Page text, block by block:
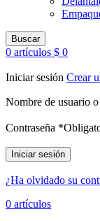
Buscar
0 artículos $ 0
Iniciar sesión Crear
Nombre de usuario
Contraseña *
Iniciar sesión
¿Ha olvidado su
0 artículos